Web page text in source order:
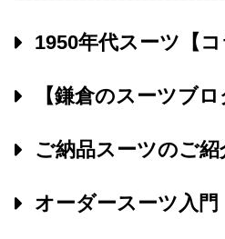
1950年代スーツ【コ
【鎌倉のスーツブロ
ご納品スーツのご紹
オーダースーツ入門